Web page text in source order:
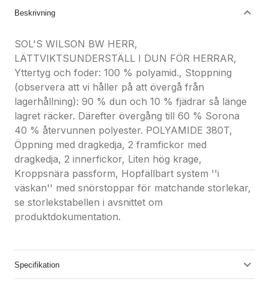
Beskrivning
SOL'S WILSON BW HERR,
LÄTTVIKTSUNDERSTÄLL I DUN FÖR HERRAR,
Yttertyg och foder: 100 % polyamid., Stoppning
(observera att vi håller på att övergå från
lagerhållning): 90 % dun och 10 % fjädrar så länge
lagret räcker. Därefter övergång till 60 % Sorona
40 % återvunnen polyester. POLYAMIDE 380T,
Öppning med dragkedja, 2 framfickor med
dragkedja, 2 innerfickor, Liten hög krage,
Kroppsnära passform, Hopfällbart system ''i
väskan'' med snörstoppar för matchande storlekar,
se storlekstabellen i avsnittet om
produktdokumentation.
Specifikation